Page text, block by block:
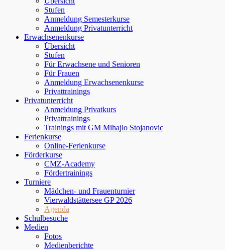
Stufen
Anmeldung Semesterkurse
Anmeldung Privatunterricht
Erwachsenenkurse
Übersicht
Stufen
Für Erwachsene und Senioren
Für Frauen
Anmeldung Erwachsenenkurse
Privattrainings
Privatunterricht
Anmeldung Privatkurs
Privattrainings
Trainings mit GM Mihajlo Stojanovic
Ferienkurse
Online-Ferienkurse
Förderkurse
CMZ-Academy
Fördertrainings
Turniere
Mädchen- und Frauenturnier
Vierwaldstättersee GP 2026
Agenda
Schulbesuche
Medien
Fotos
Medienberichte